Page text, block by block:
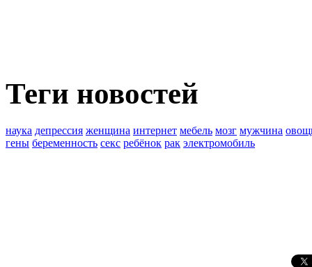
Теги новостей
наука депрессия женщина интернет мебель мозг мужчина
гены беременность секс ребёнок рак электромобиль